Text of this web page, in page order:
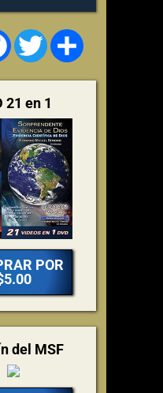
FacebookTwitter
21 en 1
POR
del MSF